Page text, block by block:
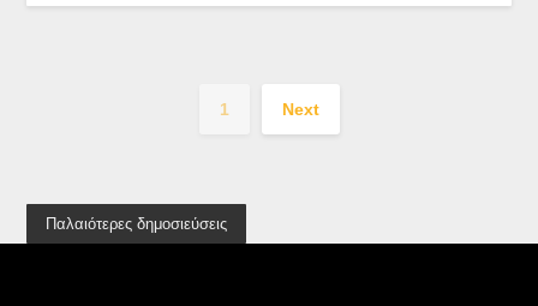
1 Next
Παλαιότερες δημοσιεύσεις